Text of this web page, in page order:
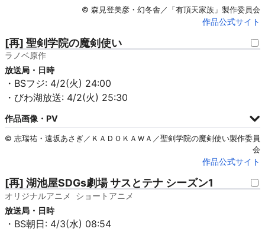
© 森見登美彦・幻冬舎／「有頂天家族」製作委員会
作品公式サイト
[再] 聖剣学院の魔剣使い
ラノベ原作
放送局・日時
・BSフジ: 4/2(火) 24:00
・びわ湖放送: 4/2(火) 25:30
作品画像・PV
© 志瑞祐・遠坂あさぎ／ＫＡＤＯＫＡＷＡ／聖剣学院の魔剣使い製作委員
会
作品公式サイト
[再] 湖池屋SDGs劇場 サスとテナ シーズン1
オリジナルアニメ
ショートアニメ
放送局・日時
・BS朝日: 4/3(水) 08:54